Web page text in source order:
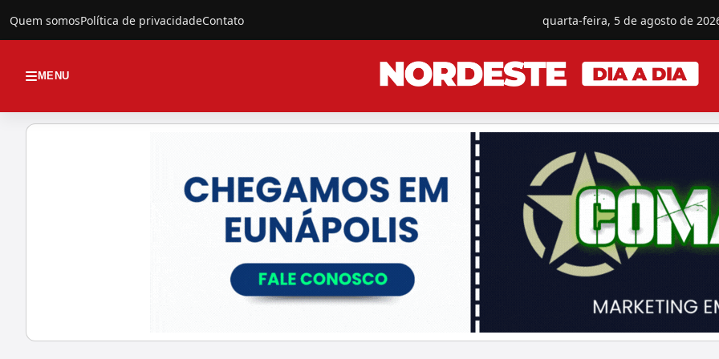
Quem somosPolítica de privacidadeContato quarta-feira, 5 de agosto de
MENU